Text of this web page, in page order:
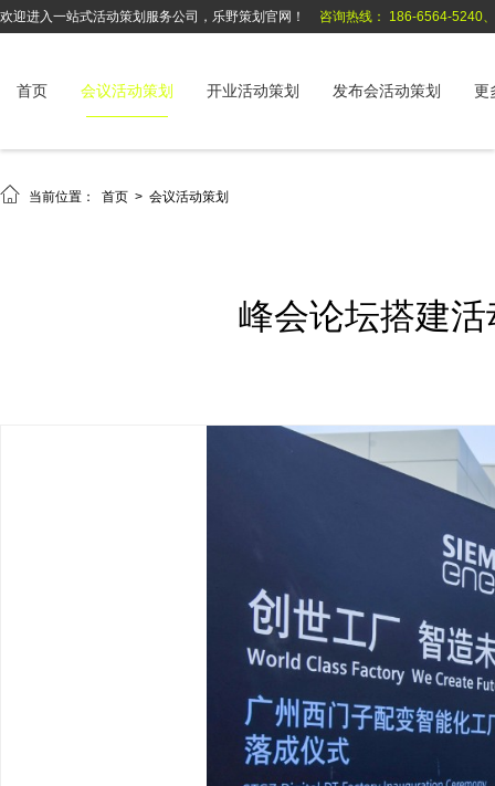
欢迎进入一站式活动策划服务公司，乐野策划官网！ 咨询热线： 186-6564-5240
首页 会议活动策划 开业活动策划 发布会活动策划 更
 当前位置： 首页 > 会议活动策划
峰会论坛搭建